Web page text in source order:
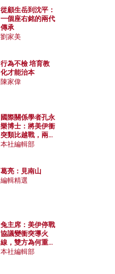
從顧生岳到沈平：
一個座右銘的兩代
傳承
劉家美
行為不檢 培育教
化才能治本
陳家偉
國際關係學者孔永
樂博士：將美伊衝
突類比越戰，兩者
有何異同？中國崛
本社編輯部
葛亮：見南山
編輯精選
兔主席：美伊停戰
協議變衝突導火
線，雙方為何重啟
戰爭？伊朗一早洞
本社編輯部